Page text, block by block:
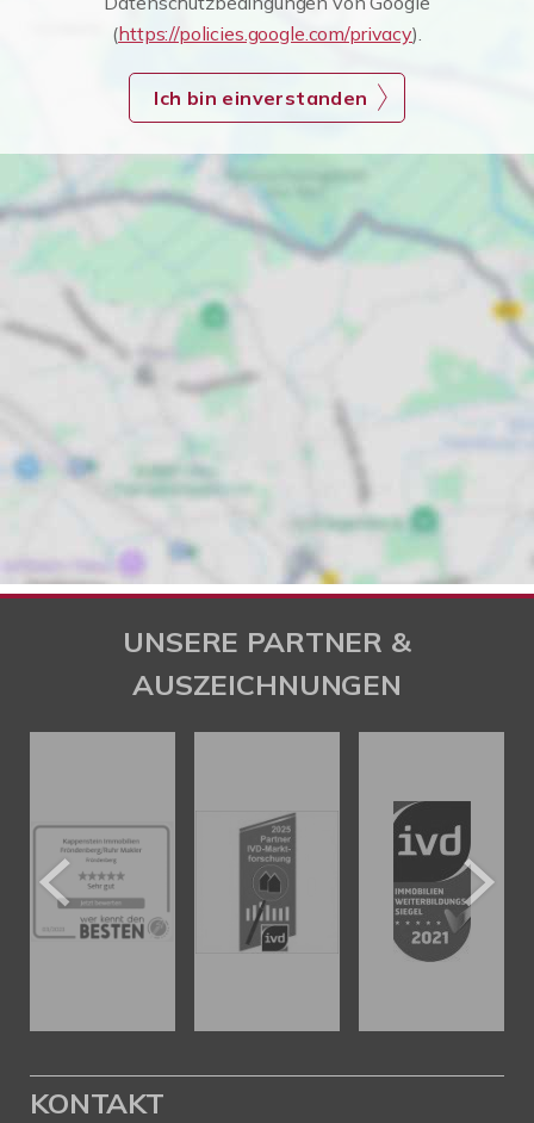
(https://policies.google.com/privacy).
Ich bin einverstanden
UNSERE PARTNER &
AUSZEICHNUNGEN
KONTAKT